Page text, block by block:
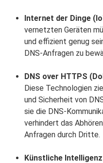
Internet der Dinge
vernetzten Geräten
und effizient genug
DNS-Anfragen zu
DNS over HTTPS
Diese Technologien
und Sicherheit von
sie die DNS-
verhindert das
Anfragen durch Dritte.
Künstliche